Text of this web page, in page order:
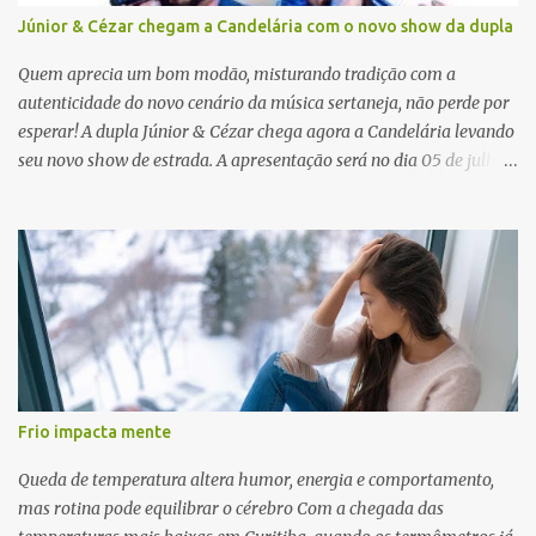
Júnior & Cézar chegam a Candelária com o novo show da dupla
Quem aprecia um bom modão, misturando tradição com a
autenticidade do novo cenário da música sertaneja, não perde por
esperar! A dupla Júnior & Cézar chega agora a Candelária levando
seu novo show de estrada. A apresentação será no dia 05 de julho
barriga diferente. O projeto ‘Simplesmente’ ainda nem foi lançado
por completo e já ver o público cantando com a gente, show após
show, é algo surreal. Muita gente que nos acompanha, desde os
tempos de ‘Clone’ e ‘Golzinho Quadrado’ e, poder seguir juntos
agora, nessa caminhada com ‘Fraquinho de Aparência’, é
gratificante”, comentam os cantores. Além de rodar várias regiões
do Brasil com a agenda de shows, Júnior & Cézar estão lançando
"Simplesmente". O projeto nasceu em 2024, contendo 14 faixas
inéditas, com direção criativa de Fernando Trevisan (Catatau) e
direção musical de Eduardo Pepato....
Frio impacta mente
Queda de temperatura altera humor, energia e comportamento,
mas rotina pode equilibrar o cérebro Com a chegada das